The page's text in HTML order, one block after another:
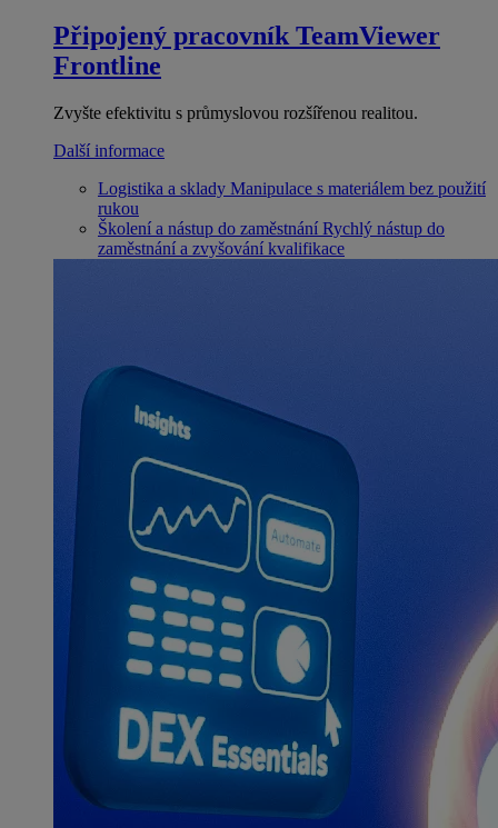
Připojený pracovník TeamViewer
Frontline
Zvyšte efektivitu s průmyslovou rozšířenou realitou.
Další informace
Logistika a sklady Manipulace s materiálem bez použití
rukou
Školení a nástup do zaměstnání Rychlý nástup do
zaměstnání a zvyšování kvalifikace